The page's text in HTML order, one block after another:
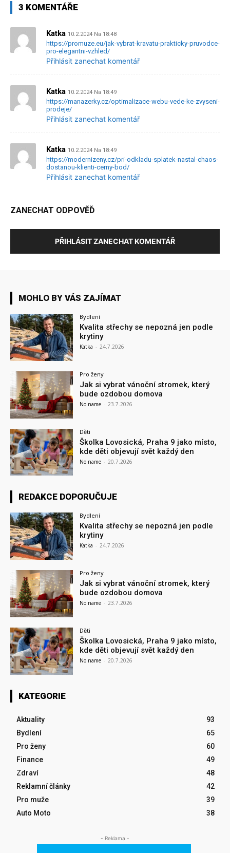
3 KOMENTÁŘE
Katka 10.2.2024 Na 18:48
https://promuze.eu/jak-vybrat-kravatu-prakticky-pruvodce-
pro-elegantni-vzhled/
Přihlásit zanechat komentář
Katka 10.2.2024 Na 18:49
https://manazerky.cz/optimalizace-webu-vede-ke-zvyseni-
prodeje/
Přihlásit zanechat komentář
Katka 10.2.2024 Na 18:49
https://modernizeny.cz/pri-odkladu-splatek-nastal-chaos-
dostanou-klienti-cerny-bod/
Přihlásit zanechat komentář
ZANECHAT ODPOVĚĎ
PŘIHLÁSIT ZANECHAT KOMENTÁŘ
MOHLO BY VÁS ZAJÍMAT
Bydlení
Kvalita střechy se nepozná jen podle
krytiny
Katka - 24.7.2026
Pro ženy
Jak si vybrat vánoční stromek, který
bude ozdobou domova
No name - 23.7.2026
Děti
Školka Lovosická, Praha 9 jako místo,
kde děti objevují svět každý den
No name - 20.7.2026
REDAKCE DOPORUČUJE
Bydlení
Kvalita střechy se nepozná jen podle
krytiny
Katka - 24.7.2026
Pro ženy
Jak si vybrat vánoční stromek, který
bude ozdobou domova
No name - 23.7.2026
Děti
Školka Lovosická, Praha 9 jako místo,
kde děti objevují svět každý den
No name - 20.7.2026
KATEGORIE
Aktuality
93
Bydlení
65
Pro ženy
60
Finance
49
Zdraví
48
Reklamní články
42
Pro muže
39
Auto Moto
38
- Reklama -